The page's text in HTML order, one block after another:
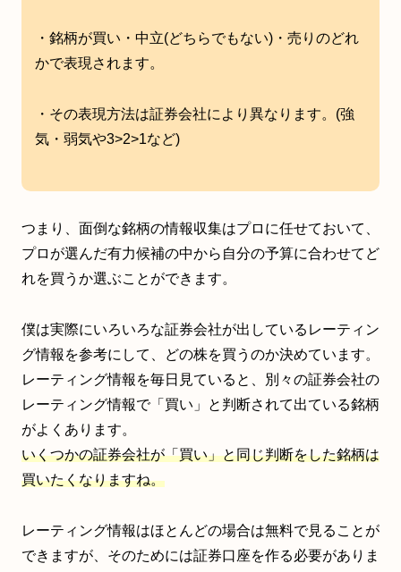
・銘柄が買い・中立(どちらでもない)・売りのどれ
かで表現されます。
・その表現方法は証券会社により異なります。(強
気・弱気や3>2>1など)
つまり、面倒な銘柄の情報収集はプロに任せておいて、
プロが選んだ有力候補の中から自分の予算に合わせてど
れを買うか選ぶことができます。
僕は実際にいろいろな証券会社が出しているレーティン
グ情報を参考にして、どの株を買うのか決めています。
レーティング情報を毎日見ていると、別々の証券会社の
レーティング情報で「買い」と判断されて出ている銘柄
がよくあります。
いくつかの証券会社が「買い」と同じ判断をした銘柄は
買いたくなりますね。
レーティング情報はほとんどの場合は無料で見ることが
できますが、そのためには証券口座を作る必要がありま